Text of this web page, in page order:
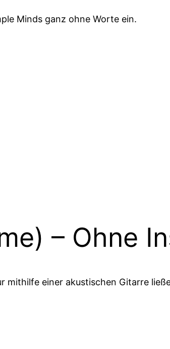
Minds ganz ohne Worte ein.
– Ohne
mithilfe einer akustischen Gitarre